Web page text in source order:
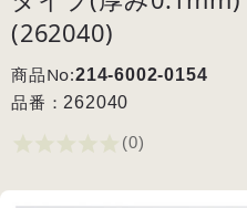
(262040)
商品No:214-6002-0154
品番：262040
(0)